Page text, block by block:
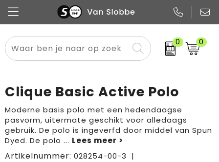
0 0
Alle categorieën
Snoep
Promo
Pennen
Notitieboekjes
Papier
Flessen
Glazen en karaffen
Merken
Meest gekozen
Sportkleding
Overig textiel
Boodschappen- en draagtassen
Sport & vrije tijd
Rugzakken
Clique Basic Active Polo
Moderne basis polo met een hedendaagse
pasvorm, uitermate geschikt voor alledaags
gebruik. De polo is ingeverfd door middel van Spun
Dyed. De polo ...
Artikelnummer: 028254-00-3